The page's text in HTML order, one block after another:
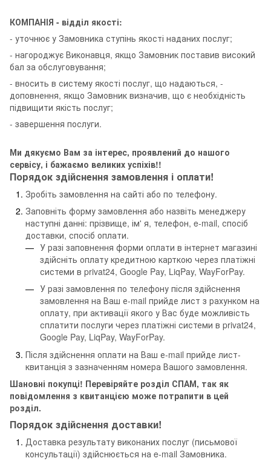
КОМПАНІЯ - відділ якості:
- уточнює у Замовника ступінь якості наданих послуг;
- нагороджує Виконавця, якщо Замовник поставив високий
бал за обслуговування;
- вносить в систему якості послуг, що надаються, -
доповнення, якщо Замовник визначив, що є необхідність
підвищити якість послуг;
- завершення послуги.
Ми дякуємо Вам за інтерес, проявлений до нашого
сервісу, і бажаємо великих успіхів!!
Порядок здійснення замовлення і оплати!
Зробіть замовлення на сайті або по телефону.
Заповніть форму замовлення або назвіть менеджеру
наступні данні: прізвище, ім' я, телефон, e-mail, спосіб
доставки, спосіб оплати.
У разі заповнення форми оплати в інтернет магазині
здійсніть оплату кредитною карткою через платіжні
системи в privat24, Google Pay, LiqPay, WayForPay.
У разі замовлення по телефону після здійснення
замовлення на Ваш е-mail прийде лист з рахунком на
оплату, при активації якого у Вас буде можливість
сплатити послуги через платіжні системи в privat24,
Google Pay, LiqPay, WayForPay.
Після здійснення оплати на Ваш е-mail прийде лист-
квитанція з зазначенням номера Вашого замовлення.
Шановні покупці! Перевіряйте розділ СПАМ, так як
повідомлення з квитанцією може потрапити в цей
розділ.
Порядок здійснення доставки!
Доставка результату виконаних послуг (письмової
консультації) здійснюється на e-mail Замовника.